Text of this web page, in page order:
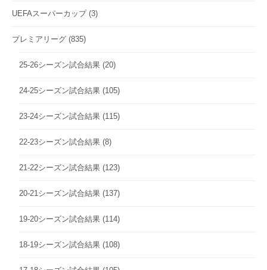
UEFAスーパーカップ(3)
プレミアリーグ (835)
25-26シーズン試合結果 (20)
24-25シーズン試合結果 (105)
23-24シーズン試合結果 (115)
22-23シーズン試合結果 (8)
21-22シーズン試合結果 (123)
20-21シーズン試合結果 (137)
19-20シーズン試合結果 (114)
18-19シーズン試合結果 (108)